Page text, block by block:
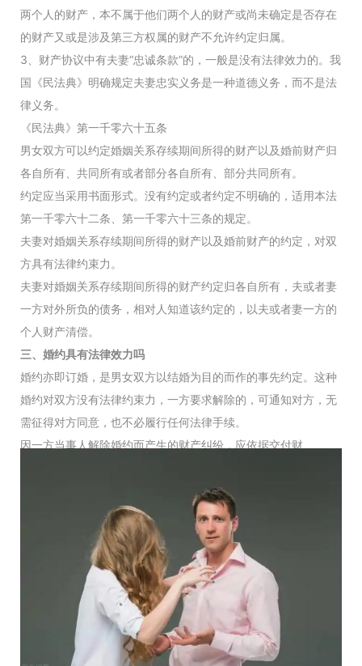
两个人的财产，本不属于他们两个人的财产或尚未确定是否存在
的财产又或是涉及第三方权属的财产不允许约定归属。
3、财产协议中有夫妻“忠诚条款”的，一般是没有法律效力的。我
国《民法典》明确规定夫妻忠实义务是一种道德义务，而不是法
律义务。
《民法典》第一千零六十五条
男女双方可以约定婚姻关系存续期间所得的财产以及婚前财产归
各自所有、共同所有或者部分各自所有、部分共同所有。
约定应当采用书面形式。没有约定或者约定不明确的，适用本法
第一千零六十二条、第一千零六十三条的规定。
夫妻对婚姻关系存续期间所得的财产以及婚前财产的约定，对双
方具有法律约束力。
夫妻对婚姻关系存续期间所得的财产约定归各自所有，夫或者妻
一方对外所负的债务，相对人知道该约定的，以夫或者妻一方的
个人财产清偿。
三、婚约具有法律效力吗
婚约亦即订婚，是男女双方以结婚为目的而作的事先约定。这种
婚约对双方没有法律约束力，一方要求解除的，可通知对方，无
需征得对方同意，也不必履行任何法律手续。
因一方当事人解除婚约而产生的财产纠纷，应依据交付财